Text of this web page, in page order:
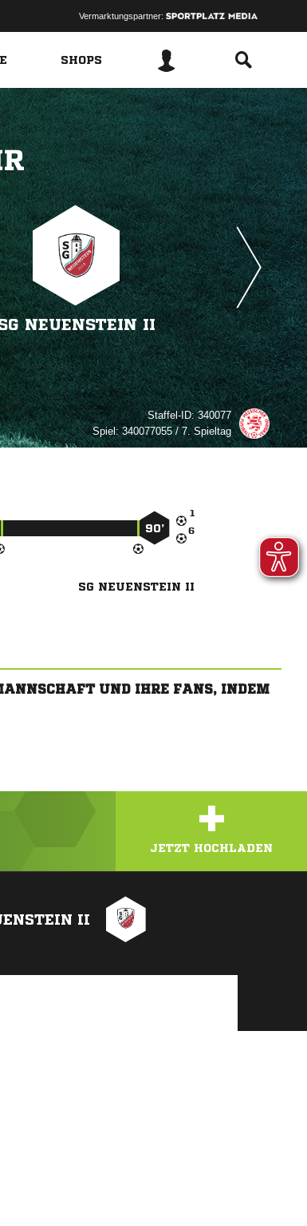
Vermarktungspartner:
SHOPS
NEUENSTEIN II
Staffel-ID:340077
Spiel:340077055 / 7. Spieltag


90’
SG NEUENSTEIN II
UND IHRE FANS, INDEM
+
JETZT HOCHLADEN
II